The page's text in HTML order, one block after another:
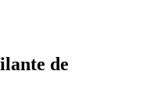
de